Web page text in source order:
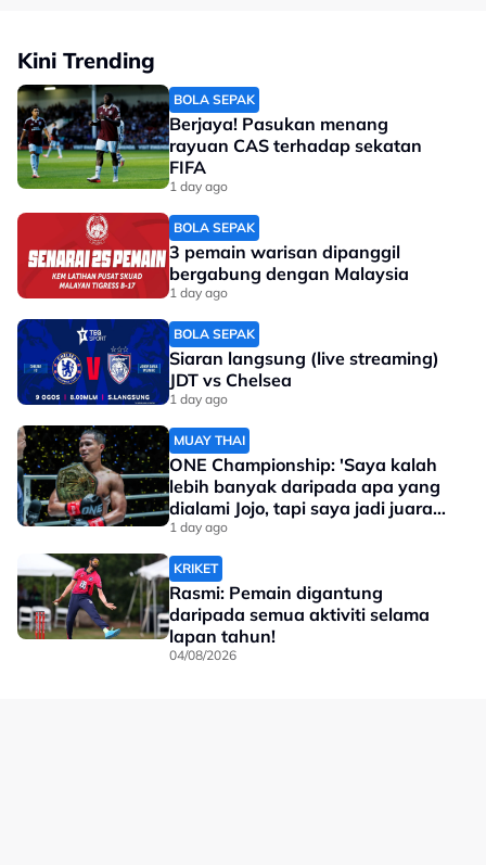
Kini Trending
BOLA SEPAK
Berjaya! Pasukan menang
rayuan CAS terhadap sekatan
FIFA
1 day ago
BOLA SEPAK
3 pemain warisan dipanggil
bergabung dengan Malaysia
1 day ago
BOLA SEPAK
Siaran langsung (live streaming)
JDT vs Chelsea
1 day ago
MUAY THAI
ONE Championship: 'Saya kalah
lebih banyak daripada apa yang
dialami Jojo, tapi saya jadi juara
dunia'
1 day ago
KRIKET
Rasmi: Pemain digantung
daripada semua aktiviti selama
lapan tahun!
04/08/2026